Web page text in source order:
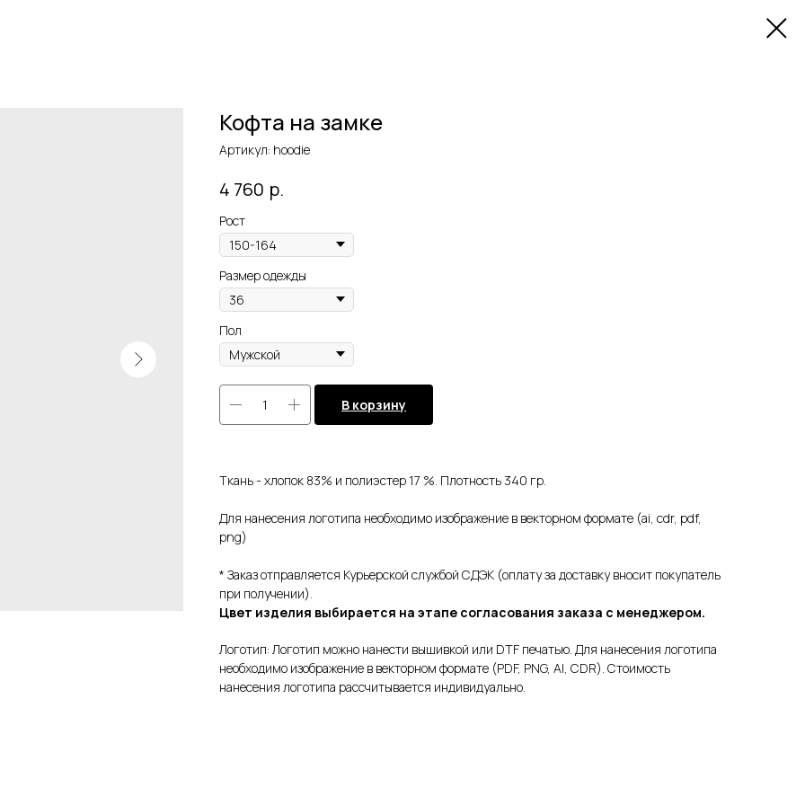
Кофта на замке
Артикул: hoodie
4 760 р.
Рост
Размер одежды
Пол
В корзину
Ткань - хлопок 83% и полиэстер 17 %. Плотность 340 гр.
Для нанесения логотипа необходимо изображение в векторном формате (ai, cdr, pdf,
png)
* Заказ отправляется Курьерской службой СДЭК (оплату за доставку вносит покупатель
при получении).
Цвет изделия выбирается на этапе согласования заказа с менеджером.
Логотип: Логотип можно нанести вышивкой или DTF печатью. Для нанесения логотипа
необходимо изображение в векторном формате (PDF, PNG, AI, CDR). Стоимость
нанесения логотипа рассчитывается индивидуально.